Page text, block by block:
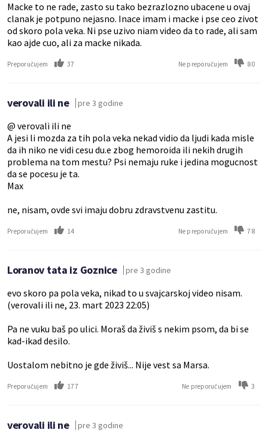
Macke to ne rade, zasto su tako bezrazlozno ubacene u ovaj
clanak je potpuno nejasno. Inace imam i macke i pse ceo zivot
od skoro pola veka. Ni pse uzivo niam video da to rade, ali sam
kao ajde cuo, ali za macke nikada.
Preporučujem 37 Ne preporučujem 80
verovali ili ne pre 3 godine
@ verovali ili ne
A jesi li mozda za tih pola veka nekad vidio da ljudi kada misle
da ih niko ne vidi cesu du.e zbog hemoroida ili nekih drugih
problema na tom mestu? Psi nemaju ruke i jedina mogucnost
da se pocesu je ta.
Max
ne, nisam, ovde svi imaju dobru zdravstvenu zastitu.
Preporučujem 14 Ne preporučujem 78
Loranov tata iz Goznice pre 3 godine
evo skoro pa pola veka, nikad to u svajcarskoj video nisam.
(verovali ili ne, 23. mart 2023 22:05)
Pa ne vuku baš po ulici. Moraš da živiš s nekim psom, da bi se
kad-ikad desilo.
Uostalom nebitno je gde živiš... Nije vest sa Marsa.
Preporučujem 177 Ne preporučujem 3
verovali ili ne pre 3 godine